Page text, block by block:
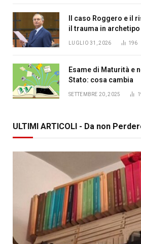
Il caso Roggero e il
il trauma in archetipo
LUGLIO 31, 2026 196
Esame di Maturità e
Stato: cosa cambia
SETTEMBRE 20, 2025
ULTIMI ARTICOLI - Da non